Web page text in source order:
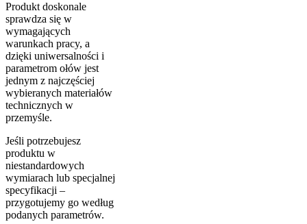
Produkt doskonale
sprawdza się w
wymagających
warunkach pracy, a
dzięki uniwersalności i
parametrom ołów jest
jednym z najczęściej
wybieranych materiałów
technicznych w
przemyśle.
Jeśli potrzebujesz
produktu w
niestandardowych
wymiarach lub specjalnej
specyfikacji –
przygotujemy go według
podanych parametrów.